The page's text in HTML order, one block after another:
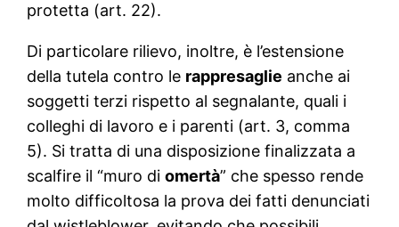
protetta (art. 22).
Di particolare rilievo, inoltre, è l’estensione
della tutela contro le rappresaglie anche ai
soggetti terzi rispetto al segnalante, quali i
colleghi di lavoro e i parenti (art. 3, comma
5). Si tratta di una disposizione finalizzata a
scalfire il “muro diomertà” che spesso rende
molto difficoltosa la prova dei fatti denunciati